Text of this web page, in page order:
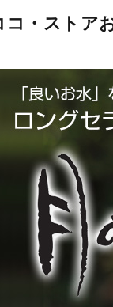
コ・ストア